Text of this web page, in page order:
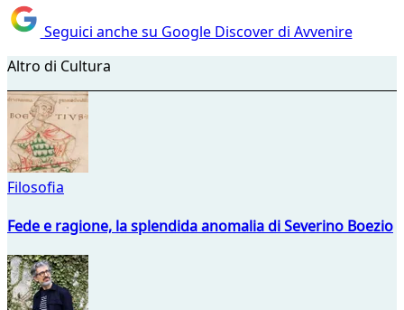
Seguici anche su Google Discover di Avvenire
Altro di Cultura
Filosofia
Fede e ragione, la splendida anomalia di Severino Boezio